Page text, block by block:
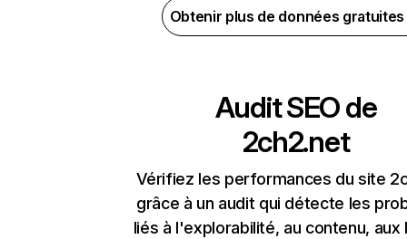
Obtenir plus de données
Audit SEO de
2ch2.net
Vérifiez les performances du site
grâce à un audit qui détecte les
liés à l'explorabilité, au contenu, aux